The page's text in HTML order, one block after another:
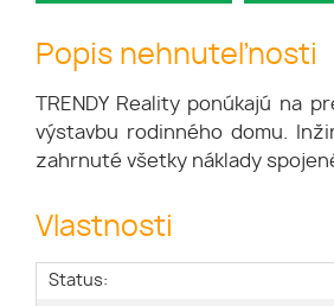
Popis nehnuteľnosti
TRENDY Reality ponúkajú
výstavbu rodinného domu.
zahrnuté všetky náklady
Vlastnosti
Status: